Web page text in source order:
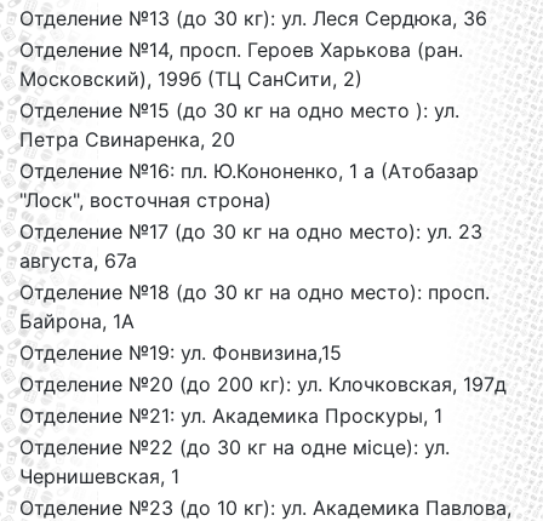
Отделение №13 (до 30 кг): ул. Леся Сердюка, 36
Отделение №14, просп. Героев Харькова (ран.
Московский), 199б (ТЦ СанСити, 2)
Отделение №15 (до 30 кг на одно место ): ул.
Петра Свинаренка, 20
Отделение №16: пл. Ю.Кононенко, 1 а (Атобазар
"Лоск", восточная строна)
Отделение №17 (до 30 кг на одно место): ул. 23
августа, 67а
Отделение №18 (до 30 кг на одно место): просп.
Байрона, 1А
Отделение №19: ул. Фонвизина,15
Отделение №20 (до 200 кг): ул. Клочковская, 197д
Отделение №21: ул. Академика Проскуры, 1
Отделение №22 (до 30 кг на одне місце): ул.
Чернишевская, 1
Отделение №23 (до 10 кг): ул. Академика Павлова,